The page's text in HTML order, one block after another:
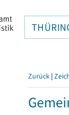
Zurück |